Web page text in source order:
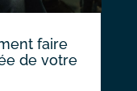
faire
de votre